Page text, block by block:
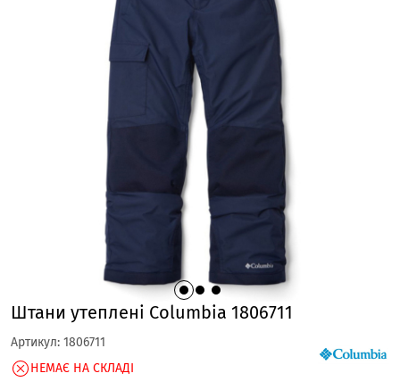
Штани утеплені Columbia 1806711
Артикул: 1806711
НЕМАЄ НА СКЛАДІ